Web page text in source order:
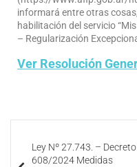
informará entre otras
habilitación del servicio
– Regularización
Ver Resolución
Ley Nº 27.743. – Decreto
608/2024 Medidas